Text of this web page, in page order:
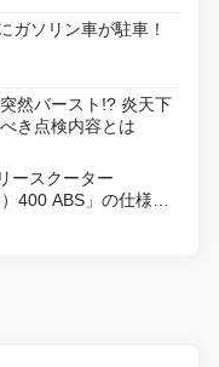
ガソリン車が駐車！
然バースト!? 炎天下
き点検内容とは
ースクーター
400 ABS」の仕様を